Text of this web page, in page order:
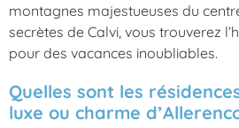
montagnes majestueuses du
secrètes de Calvi, vous trouverez
pour des vacances inoubliables.
Quelles sont les
luxe ou charme